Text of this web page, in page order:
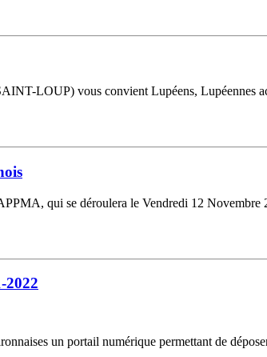
LOUP) vous convient Lupéens,
qui se déroulera le Vendredi 12
2022
un portail numérique permettant de